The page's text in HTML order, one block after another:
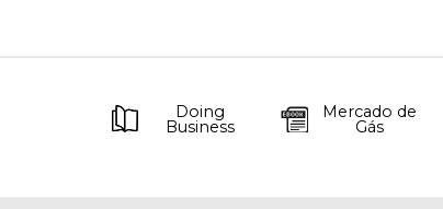
Doing
Business
Mercado de
Gás